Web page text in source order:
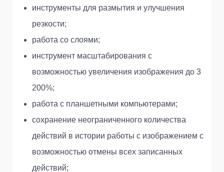
инструменты для размытия и улучшения
резкости;
работа со слоями;
инструмент масштабирования с
возможностью увеличения изображения до 3
200%;
работа с планшетными компьютерами;
сохранение неограниченного количества
действий в истории работы с изображением с
возможностью отмены всех записанных
действий;